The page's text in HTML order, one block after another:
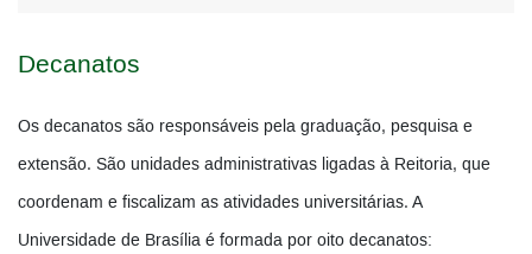
Decanatos
Os decanatos são responsáveis pela graduação, pesquisa e
extensão. São unidades administrativas ligadas à Reitoria, que
coordenam e fiscalizam as atividades universitárias. A
Universidade de Brasília é formada por oito decanatos: